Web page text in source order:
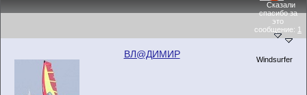
Сказали
спасибо за
это
сообщение: 1
ВЛ@ДИМИР Windsurfer